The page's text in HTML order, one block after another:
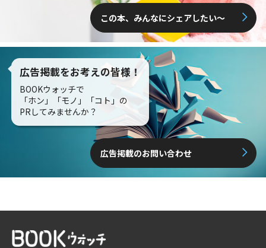
この本、みんなにシェアしたい〜
広告掲載をお考えの皆様！
BOOKウォッチで
「ホン」「モノ」「コト」の
PRしてみませんか？
広告掲載のお問い合わせ